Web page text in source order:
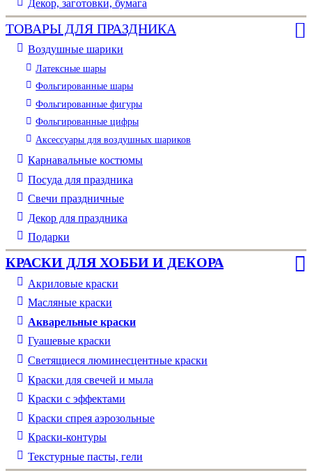
Декор, заготовки, бумага
ТОВАРЫ ДЛЯ ПРАЗДНИКА
Воздушные шарики
Латексные шары
Фольгированные шары
Фольгированные фигуры
Фольгированные цифры
Аксессуары для воздушных шариков
Карнавальные костюмы
Посуда для праздника
Свечи праздничные
Декор для праздника
Подарки
КРАСКИ ДЛЯ ХОББИ И ДЕКОРА
Акриловые краски
Масляные краски
Акварельные краски
Гуашевые краски
Светящиеся люминесцентные краски
Краски для свечей и мыла
Краски с эффектами
Краски спрея аэрозольные
Краски-контуры
Текстурные пасты, гели